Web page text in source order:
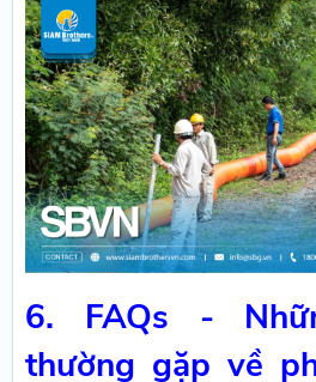
6. FAQs -
thường gặp về